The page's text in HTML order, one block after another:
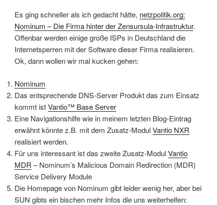
Es ging schneller als ich gedacht hätte, netzpolitik.org:
Nominum – Die Firma hinter der Zensursula-Infrastruktur.
Offenbar werden einige große ISPs in Deutschland die
Internetsperren mit der Software dieser Firma realisieren.
Ok, dann wollen wir mal kucken gehen:
Nominum
Das entsprechende DNS-Server Produkt das zum Einsatz
kommt istVantio™ Base Server
Eine Navigationshilfe wie in meinem letzten Blog-Eintrag
erwähnt könnte z.B. mit dem Zusatz-ModulVantio NXR
realisiert werden.
Für uns interessant ist das zweite Zusatz-ModulVantio
MDR – Nominum’s Malicious Domain Redirection (MDR)
Service Delivery Module
Die Homepage von Nominum gibt leider wenig her, aber bei
SUN gibts ein bischen mehr Infos die uns weiterhelfen: